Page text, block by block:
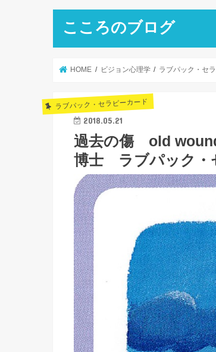
こころのブログ
HOME ビジョン心理学 ラブパック・セ
ラブパック・セラピーカード
2018.05.21
過去の傷 old
博士 ラブパック・